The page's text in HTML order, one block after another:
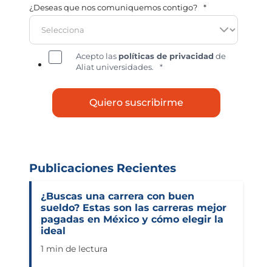
¿Deseas que nos comuniquemos contigo? *
Acepto las políticas de privacidad de
Aliat universidades.
*
Publicaciones Recientes
¿Buscas una carrera con buen
sueldo? Estas son las carreras mejor
pagadas en México y cómo elegir la
ideal
1 min de lectura